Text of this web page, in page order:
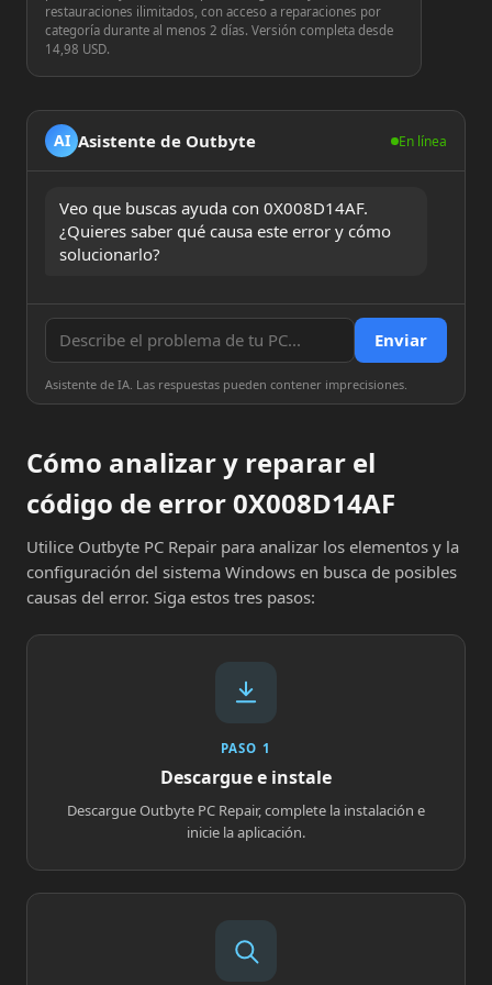
restauraciones ilimitados, con acceso a reparaciones por
categoría durante al menos 2 días. Versión completa desde
14,98 USD.
AI Asistente de Outbyte En línea
Veo que buscas ayuda con 0X008D14AF.
¿Quieres saber qué causa este error y cómo
solucionarlo?
Enviar
Asistente de IA. Las respuestas pueden contener imprecisiones.
Cómo analizar y reparar el
código de error 0X008D14AF
Utilice Outbyte PC Repair para analizar los elementos y la
configuración del sistema Windows en busca de posibles
causas del error. Siga estos tres pasos:
PASO 1
Descargue e instale
Descargue Outbyte PC Repair, complete la instalación e
inicie la aplicación.